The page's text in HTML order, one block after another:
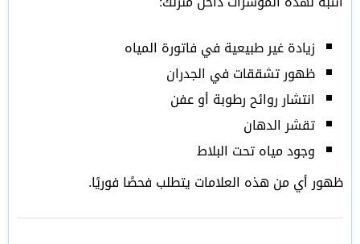
زيادة غير طبيعية في فاتورة المياه
ظهور تشققات في الجدران
انتشار روائح رطوبة أو عفن
تقشر الدهان
وجود مياه تحت البلاط
ظهور أي من هذه العلامات يتطلب فحصًا فوريًا.